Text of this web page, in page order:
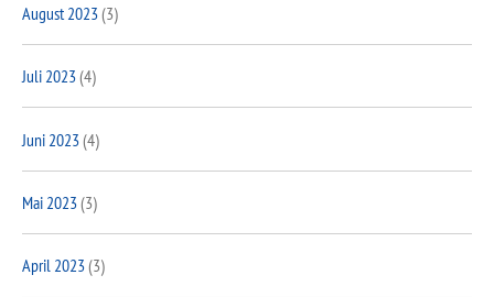
August 2023(3)
Juli 2023(4)
Juni 2023(4)
Mai 2023(3)
April 2023(3)